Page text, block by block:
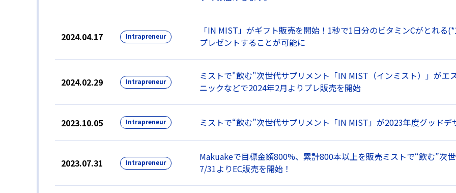
2024.04.17 Intrapreneur
「IN MIST」がギフト販売を開始！1秒で1日分のビタミンCがとれる
プレゼントすることが可能に
2024.02.29 Intrapreneur
ミストで"飲む"次世代サプリメント「IN MIST（インミスト）」がエ
ニックなどで2024年2月よりプレ販売を開始
2023.10.05 Intrapreneur ミストで“飲む”次世代サプリメント「IN MIST」が2023年度グッドデ
2023.07.31 Intrapreneur
Makuakeで目標金額800%、累計800本以上を販売ミストで“飲む”次
7/31よりEC販売を開始！